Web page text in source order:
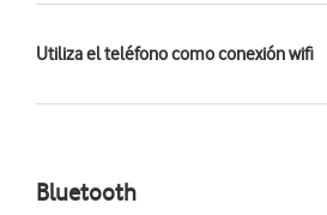
Utiliza el teléfono como conexión wifi
Bluetooth